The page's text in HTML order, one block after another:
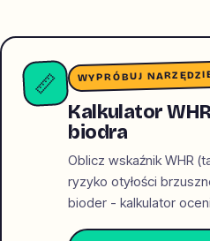
📏 WYPRÓBUJ
Kalkulator
biodra
Oblicz wskaźnik WHR
ryzyko otyłości
bioder - kalkulator